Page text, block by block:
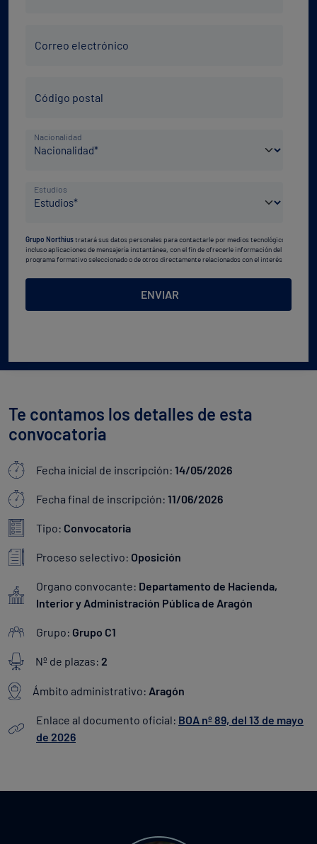
electrónico
Correo electrónico
Postal
Código postal
País
de
Nacionalidad
Nivel
de
*
Estudios
Grupo Northiustratará sus datos personales para contactarle por medios tecnológicos,
incluso aplicaciones de mensajería instantánea, con el fin de ofrecerle información del
programa formativo seleccionado o de otros directamente relacionados con el interés
correspondiente. Compartiremos su solicitud con las empresas que conforman elGrupo
servicios de acuerdo a su petición. Quedan reconocidos los derechos de acceso,
rectificación, supresión, oposición, limitación, tal y como se explica en la
ENVIAR
Te contamos los detalles de esta
convocatoria
Fecha inicial de inscripción: 14/05/2026
Fecha final de inscripción: 11/06/2026
Tipo: Convocatoria
Proceso selectivo: Oposición
Organo convocante: Departamento de Hacienda,
Interior y Administración Pública de Aragón
Grupo: Grupo C1
Nº de plazas: 2
Ámbito administrativo: Aragón
Enlace al documento oficial: BOA nº 89, del 13 de mayo
de 2026